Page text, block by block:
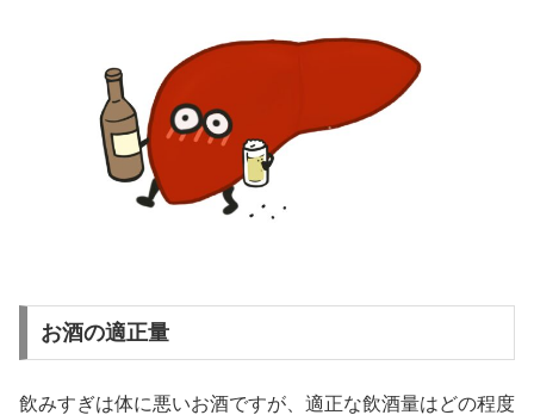
お酒の適正量
飲みすぎは体に悪いお酒ですが、適正な飲酒量はどの程度